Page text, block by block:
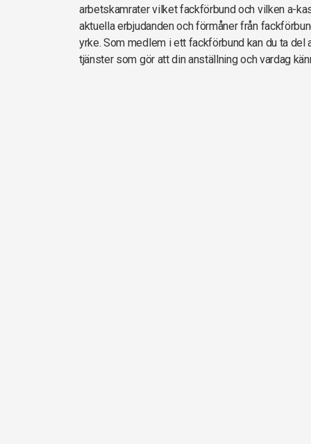
arbetskamrater vilket fackförbund och vilken a-
aktuella erbjudanden och förmåner från
yrke. Som medlem i ett fackförbund kan du ta del
tjänster som gör att din anställning och vardag